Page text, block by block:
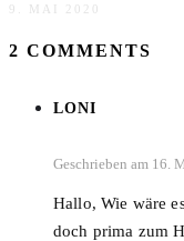
9. MAI 2020
2 COMMENTS
LONI
Geschrieben am 16.
Hallo, Wie wäre
doch prima zum